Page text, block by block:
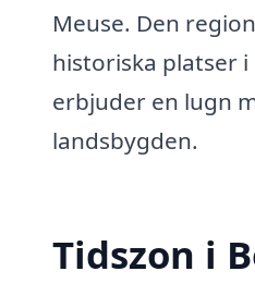
Meuse. Den
historiska platser
erbjuder en lugn
landsbygden.
Tidszon i